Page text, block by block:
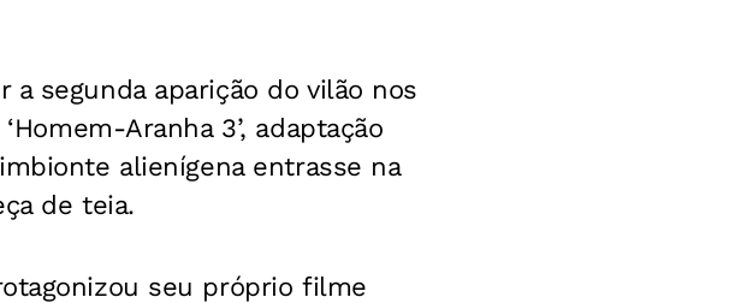
a segunda aparição do vilão nos
Aranha 3’, adaptação
alienígena entrasse na
de teia.
seu próprio filme